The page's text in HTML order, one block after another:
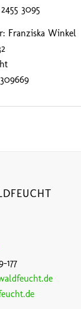
3095
Franziska Winkel
177